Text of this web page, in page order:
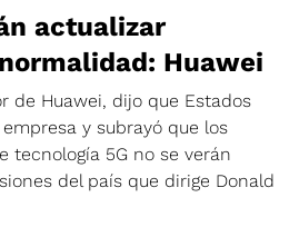
actualizar
Huawei
de Huawei, dijo que Estados
y subrayó que los
tecnología 5G no se verán
del país que dirige Donald